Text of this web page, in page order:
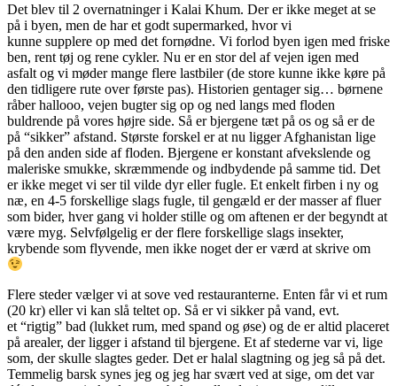
Det blev til 2 overnatninger i Kalai Khum. Der er ikke meget at se
på i byen, men de har et godt supermarked, hvor vi
kunne supplere op med det fornødne. Vi forlod byen igen med friske
ben, rent tøj og rene cykler. Nu er en stor del af vejen igen med
asfalt og vi møder mange flere lastbiler (de store kunne ikke køre på
den tidligere rute over første pas). Historien gentager sig… børnene
råber hallooo, vejen bugter sig op og ned langs med floden
buldrende på vores højre side. Så er bjergene tæt på os og så er de
på “sikker” afstand. Største forskel er at nu ligger Afghanistan lige
på den anden side af floden. Bjergene er konstant afvekslende og
maleriske smukke, skræmmende og indbydende på samme tid. Det
er ikke meget vi ser til vilde dyr eller fugle. Et enkelt firben i ny og
næ, en 4-5 forskellige slags fugle, til gengæld er der masser af fluer
som bider, hver gang vi holder stille og om aftenen er der begyndt at
være myg. Selvfølgelig er der flere forskellige slags insekter,
krybende som flyvende, men ikke noget der er værd at skrive om
Flere steder vælger vi at sove ved restauranterne. Enten får vi et rum
(20 kr) eller vi kan slå teltet op. Så er vi sikker på vand, evt.
et “rigtig” bad (lukket rum, med spand og øse) og de er altid placeret
på arealer, der ligger i afstand til bjergene. Et af stederne var vi, lige
som, der skulle slagtes geder. Det er halal slagtning og jeg så på det.
Temmelig barsk synes jeg og jeg har svært ved at sige, om det var